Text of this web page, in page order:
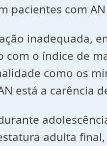
pacientes com
inadequada,
o índice de
como os
está a carência
adulta